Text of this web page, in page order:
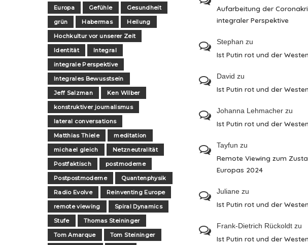
Europa
Gefühle
Gesundheit
grün
Habermas
Heilung
Hochkultur vor unserer Zeit
Identität
Integral
integrale Perspektive
Integrales Bewusstsein
Jeff Salzman
Ken Wilber
konstruktiver journalismus
lateral conversations
Matthias Thiele
meditation
michael gleich
Netzneutralität
Postfaktisch
postmoderne
Postpostmoderne
Quantenphysik
Radio Evolve
Reinventing Europe
remote viewing
Spiral Dynamics
Stufe
Thomas Steininger
Tom Amarque
Tom Steininger
Aufarbeitung der
integraler Perspektive
Stephan zu
Ist Putin rot und der
David zu
Ist Putin rot und der
Johanna Lehmacher zu
Ist Putin rot und der
Tayfun zu
Remote Viewing zum
Europas 2024
Juliane zu
Ist Putin rot und der
Frank-Dietrich Rückoldt zu
Ist Putin rot und der